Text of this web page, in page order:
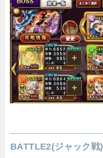
BATTLE2(ジャック戦)